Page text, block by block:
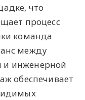
что
процесс
команда
между
инженерной
обеспечивает